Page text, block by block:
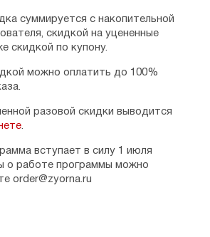
суммируется с накопительной
скидкой на уцененные
скидкой по купону.
можно оплатить до 100%
разовой скидки выводится
.
вступает в силу 1 июля
о работе программы можно
order@zyorna.ru